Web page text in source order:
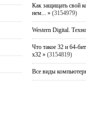
Как защищать свой
нем... »(3154979)
Western Digital.
Что такое 32 и 64-
x32 »(3154819)
Все виды